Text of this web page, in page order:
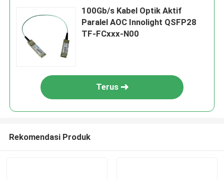
100Gb/s Kabel Optik Aktif
Paralel AOC Innolight QSFP28
TF-FCxxx-N00
Terus
Rekomendasi Produk